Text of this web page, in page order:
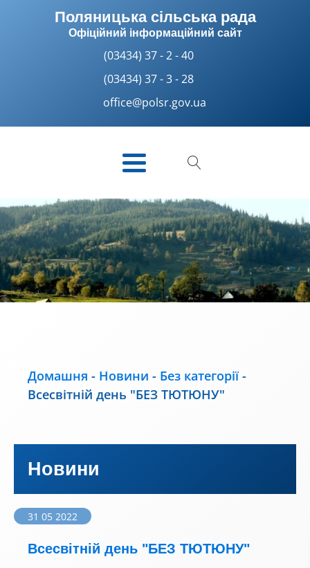
Поляницька сільська рада
Офіційний інформаційний сайт
(03434) 37 - 2 - 40
(03434) 37 - 3 - 28
office@polsr.gov.ua
Домашня - Новини - Без категорії-
Всесвітній день "БЕЗ ТЮТЮНУ"
Новини
31 05 2022
Всесвітній день "БЕЗ ТЮТЮНУ"